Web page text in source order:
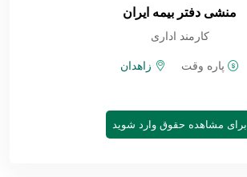
منشی دفتر بیمه ایران
کارمند اداری
پاره وقت زاهدان
برای مشاهده حقوق وارد شوید